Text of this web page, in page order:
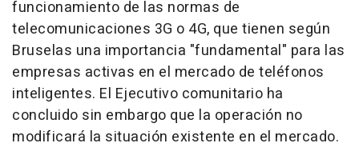
funcionamiento de las normas de
telecomunicaciones 3G o 4G, que tienen según
Bruselas una importancia "fundamental" para las
empresas activas en el mercado de teléfonos
inteligentes. El Ejecutivo comunitario ha
concluido sin embargo que la operación no
modificará la situación existente en el mercado.